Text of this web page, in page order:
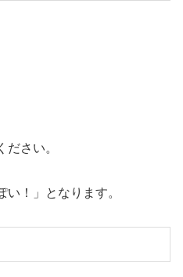
ださい。
！」となります。